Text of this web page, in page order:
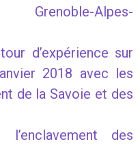
Alpes-
d’expérience sur
2018 avec les
de la Savoie et des
des